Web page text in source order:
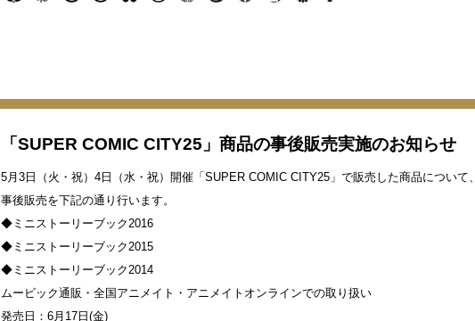
「SUPER COMIC CITY25」商品の事後販売実施のお知らせ
5月3日（火・祝）4日（水・祝）開催「SUPER COMIC CITY25」で販売した商品について、
事後販売を下記の通り行います。
◆ミニストーリーブック2016
◆ミニストーリーブック2015
◆ミニストーリーブック2014
ムービック通販・全国アニメイト・アニメイトオンラインでの取り扱い
発売日：6月17日(金)